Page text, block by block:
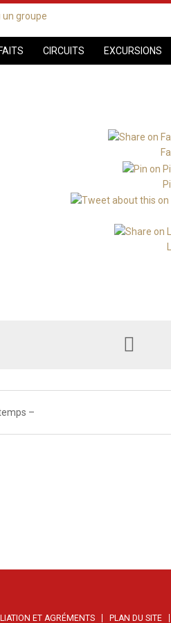
CIRCUITS EXCURSIONS
–
ET AGRÉMENTS PLAN DU SITE